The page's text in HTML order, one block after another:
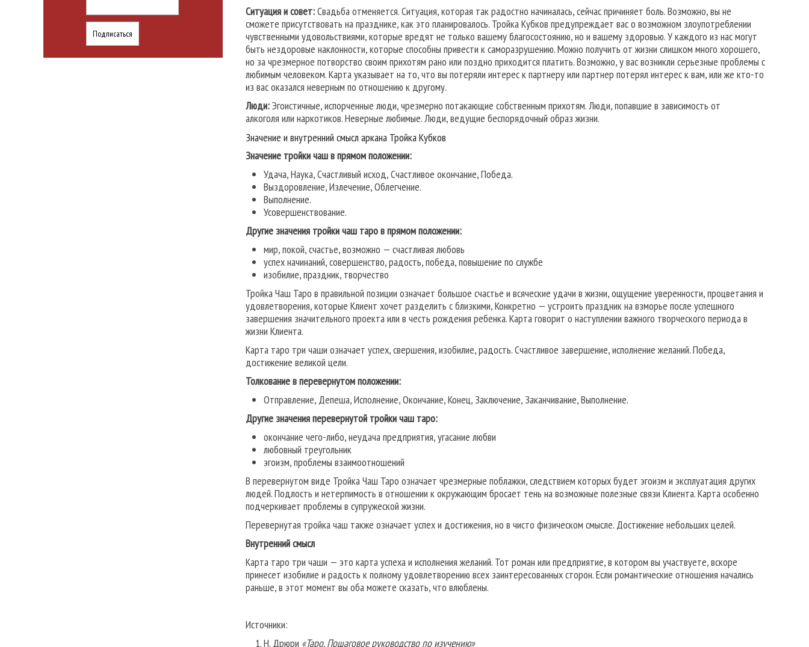
Ситуация и совет:Свадьба отменяется. Ситуация, которая так радостно начиналась, сейчас причиняет боль. Возможно, вы не
сможете присутствовать на празднике, как это планировалось. Тройка Кубков предупреждает вас о возможном злоупотреблении
чувственными удовольствиями, которые вредят не только вашему благосостоянию, но и вашему здоровью. У каждого из нас могут
быть нездоровые наклонности, которые способны привести к саморазрушению. Можно получить от жизни слишком много хорошего,
но за чрезмерное потворство своим прихотям рано или поздно приходится платить. Возможно, у вас возникли серьезные проблемы с
любимым человеком. Карта указывает на то, что вы потеряли интерес к партнеру или партнер потерял интерес к вам, или же кто-то
из вас оказался неверным по отношению к другому.
Люди:Эгоистичные, испорченные люди, чрезмерно потакающие собственным прихотям. Люди, попавшие в зависимость от
алкоголя или наркотиков. Неверные любимые. Люди, ведущие беспорядочный образ жизни.
Значение и внутренний смысл аркана Тройка Кубков
Значение тройки чаш в прямом положении:
Удача, Наука, Счастливый исход, Счастливое окончание, Победа.
Выздоровление, Излечение, Облегчение.
Выполнение.
Усовершенствование.
Другие значения тройки чаш таро в прямом положении:
мир, покой, счастье, возможно — счастливая любовь
успех начинаний, совершенство, радость, победа, повышение по службе
изобилие, праздник, творчество
Тройка Чаш Таро в правильной позиции означает большое счастье и всяческие удачи в жизни, ощущение уверенности, процветания и
удовлетворения, которые Клиент хочет разделить с близкими, Конкретно — устроить праздник на взморье после успешного
завершения значительного проекта или в честь рождения ребенка. Карта говорит о наступлении важного творческого периода в
жизни Клиента.
Карта таро три чаши означает успех, свершения, изобилие, радость. Счастливое завершение, исполнение желаний. Победа,
достижение великой цели.
Толкование в перевернутом положении:
Отправление, Депеша, Исполнение, Окончание, Конец, Заключение, Заканчивание, Выполнение.
Другие значения перевернутой тройки чаш таро:
окончание чего-либо, неудача предприятия, угасание любви
любовный треугольник
эгоизм, проблемы взаимоотношений
В перевернутом виде Тройка Чаш Таро означает чрезмерные поблажки, следствием которых будет эгоизм и эксплуатация других
людей. Подлость и нетерпимость в отношении к окружающим бросает тень на возможные полезные связи Клиента. Карта особенно
подчеркивает проблемы в супружеской жизни.
Перевернутая тройка чаш также означает успех и достижения, но в чисто физическом смысле. Достижение небольших целей.
Внутренний смысл
Карта таро три чаши — это карта успеха и исполнения желаний. Тот роман или предприятие, в котором вы участвуете, вскоре
принесет изобилие и радость к полному удовлетворению всех заинтересованных сторон. Если романтические отношения начались
раньше, в этот момент вы оба можете сказать, что влюблены.
Источники:
Н. Дрюри «Таро. Пошаговое руководство по изучению»